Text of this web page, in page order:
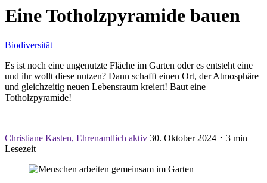
Eine Totholzpyramide bauen
Biodiversität
Es ist noch eine ungenutzte Fläche im Garten oder es entsteht eine
und ihr wollt diese nutzen? Dann schafft einen Ort, der Atmosphäre
und gleichzeitig neuen Lebensraum kreiert! Baut eine
Totholzpyramide!
Christiane Kasten, Ehrenamtlich aktiv 30. Oktober 2024 ･ 3 min
Lesezeit